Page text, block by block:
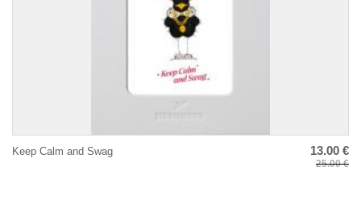
Keep Calm and Swag 13.00 €
25.00 €